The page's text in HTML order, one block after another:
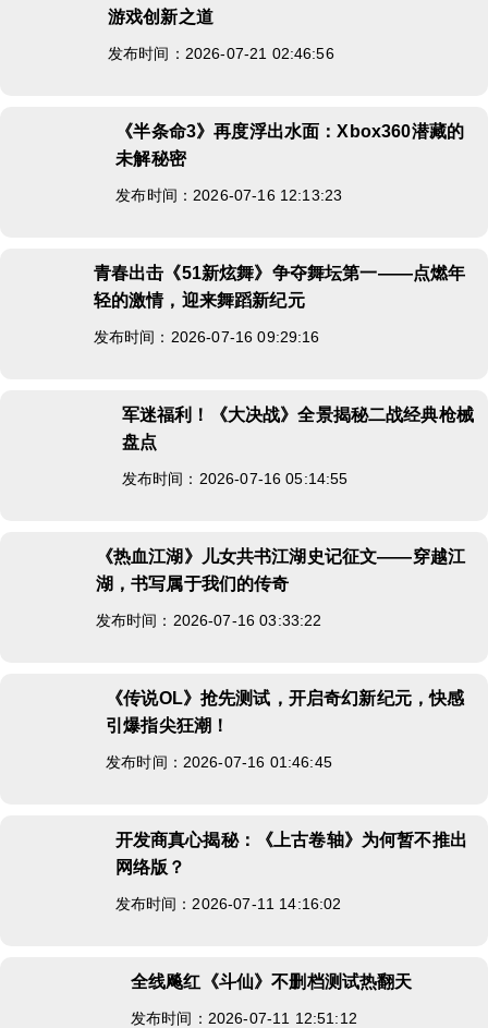
游戏创新之道
发布时间：2026-07-21 02:46:56
《半条命3》再度浮出水面：Xbox360潜藏的
未解秘密
发布时间：2026-07-16 12:13:23
青春出击《51新炫舞》争夺舞坛第一——点燃年
轻的激情，迎来舞蹈新纪元
发布时间：2026-07-16 09:29:16
军迷福利！《大决战》全景揭秘二战经典枪械
盘点
发布时间：2026-07-16 05:14:55
《热血江湖》儿女共书江湖史记征文——穿越江
湖，书写属于我们的传奇
发布时间：2026-07-16 03:33:22
《传说OL》抢先测试，开启奇幻新纪元，快感
引爆指尖狂潮！
发布时间：2026-07-16 01:46:45
开发商真心揭秘：《上古卷轴》为何暂不推出
网络版？
发布时间：2026-07-11 14:16:02
全线飚红《斗仙》不删档测试热翻天
发布时间：2026-07-11 12:51:12